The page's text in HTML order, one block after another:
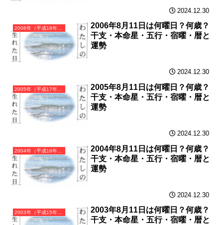
2024.12.30
2006年（平成18年）丙戌（ひのえいぬ）・戌年（いぬ年）カレンダー（月曜はじまり）
2006年8月11日は何曜日？何歳？
干支・本命星・五行・宿曜・暦と
運勢
2024.12.30
2005年（平成17年）乙酉（きのととり）・酉年（とり年）カレンダー（月曜はじまり）
2005年8月11日は何曜日？何歳？
干支・本命星・五行・宿曜・暦と
運勢
2024.12.30
2004年（平成16年）甲申（きのえさる）・申年（さる年）カレンダー（月曜はじまり）
2004年8月11日は何曜日？何歳？
干支・本命星・五行・宿曜・暦と
運勢
2024.12.30
2003年（平成15年）癸未（みずのとひつじ）・未年（ひつじ年）カレンダー（月曜はじまり）
2003年8月11日は何曜日？何歳？
干支・本命星・五行・宿曜・暦と